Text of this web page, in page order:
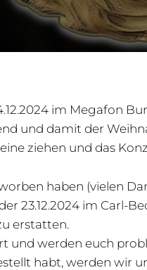
im Megafon
und damit der
ziehen und das
haben (vielen
23.12.2024 im Carl-
erstatten.
und werden euch
habt, werden wir